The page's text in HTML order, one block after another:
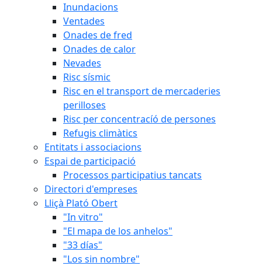
Inundacions
Ventades
Onades de fred
Onades de calor
Nevades
Risc sísmic
Risc en el transport de mercaderies
perilloses
Risc per concentracíó de persones
Refugis climàtics
Entitats i associacions
Espai de participació
Processos participatius tancats
Directori d'empreses
Lliçà Plató Obert
"In vitro"
"El mapa de los anhelos"
"33 días"
"Los sin nombre"